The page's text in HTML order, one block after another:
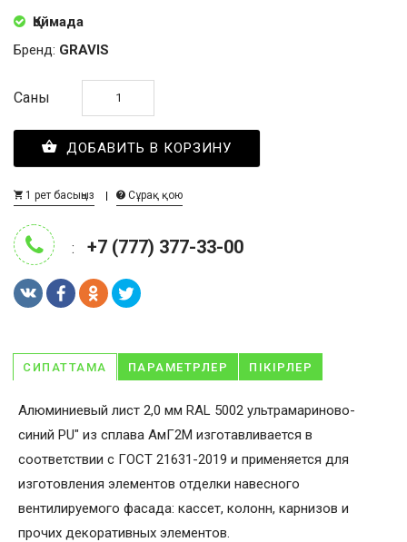
Қоймада
Бренд: GRAVIS
Саны
ДОБАВИТЬ В КОРЗИНУ
1 рет басыңыз Сұрақ қою
: +7 (777) 377-33-00
СИПАТТАМА ПАРАМЕТРЛЕР ПІКІРЛЕР
Алюминиевый лист 2,0 мм RAL 5002 ультрамариново-
синий PU" из сплава АмГ2М изготавливается в
соответствии с ГОСТ 21631-2019 и применяется для
изготовления элементов отделки навесного
вентилируемого фасада: кассет, колонн, карнизов и
прочих декоративных элементов.